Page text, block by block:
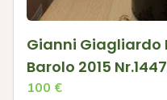
Gianni Giagliardo
Barolo 2015 Nr.1447
100 €